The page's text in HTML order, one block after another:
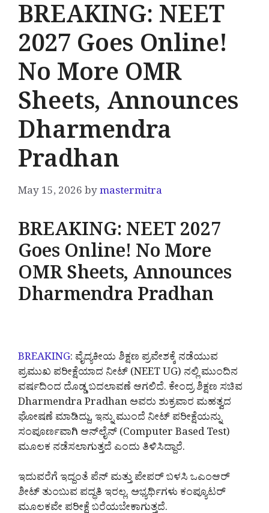
BREAKING: NEET
2027 Goes Online!
No More OMR
Sheets, Announces
Dharmendra
Pradhan
May 15, 2026bymastermitra
BREAKING: NEET 2027
Goes Online! No More
OMR Sheets, Announces
Dharmendra Pradhan
BREAKING: ವೈದ್ಯಕೀಯ ಶಿಕ್ಷಣ ಪ್ರವೇಶಕ್ಕೆ ನಡೆಯುವ
ಪ್ರಮುಖ ಪರೀಕ್ಷೆಯಾದ ನೀಟ್ (NEET UG) ನಲ್ಲಿ ಮುಂದಿನ
ವರ್ಷದಿಂದ ದೊಡ್ಡ ಬದಲಾವಣೆ ಆಗಲಿದೆ. ಕೇಂದ್ರ ಶಿಕ್ಷಣ ಸಚಿವ
Dharmendra Pradhan ಅವರು ಶುಕ್ರವಾರ ಮಹತ್ವದ
ಘೋಷಣೆ ಮಾಡಿದ್ದು, ಇನ್ನು ಮುಂದೆ ನೀಟ್ ಪರೀಕ್ಷೆಯನ್ನು
ಸಂಪೂರ್ಣವಾಗಿ ಆನ್‌ಲೈನ್ (Computer Based Test)
ಮೂಲಕ ನಡೆಸಲಾಗುತ್ತದೆ ಎಂದು ತಿಳಿಸಿದ್ದಾರೆ.
ಇದುವರೆಗೆ ಇದ್ದಂತೆ ಪೆನ್ ಮತ್ತು ಪೇಪರ್ ಬಳಸಿ ಒಎಂಆರ್
ಶೀಟ್ ತುಂಬುವ ಪದ್ಧತಿ ಇರಲ್ಲ. ಅಭ್ಯರ್ಥಿಗಳು ಕಂಪ್ಯೂಟರ್
ಮೂಲಕವೇ ಪರೀಕ್ಷೆ ಬರೆಯಬೇಕಾಗುತ್ತದೆ.